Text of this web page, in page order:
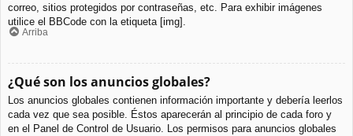
correo, sitios protegidos por contraseñas, etc. Para exhibir imágenes
utilice el BBCode con la etiqueta [img].
Arriba
¿Qué son los anuncios globales?
Los anuncios globales contienen información importante y debería leerlos
cada vez que sea posible. Éstos aparecerán al principio de cada foro y
en el Panel de Control de Usuario. Los permisos para anuncios globales